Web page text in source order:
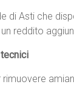
di Asti che
reddito
rimuovere